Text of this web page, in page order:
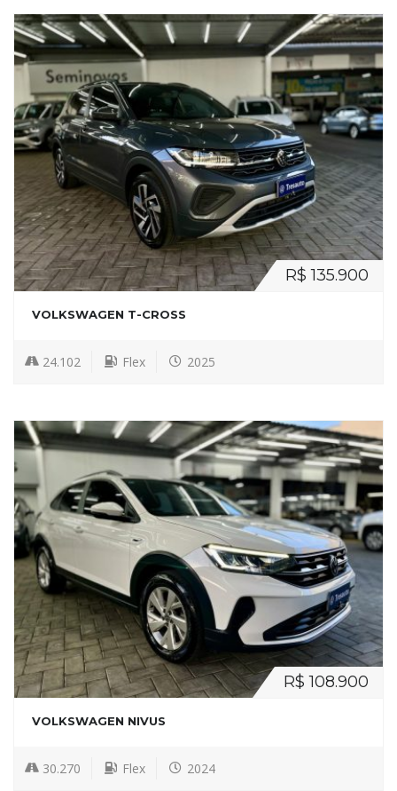
R$ 135.900
VOLKSWAGEN T-CROSS
24.102 Flex 2025
R$ 108.900
VOLKSWAGEN NIVUS
30.270 Flex 2024